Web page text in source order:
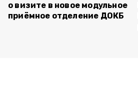
о визите в новое модульное
приёмное отделение ДОКБ